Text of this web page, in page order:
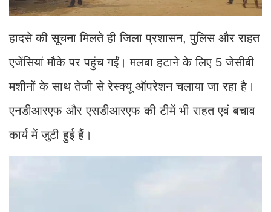
हादसे की सूचना मिलते ही जिला प्रशासन, पुलिस और राहत
एजेंसियां मौके पर पहुंच गईं। मलबा हटाने के लिए 5 जेसीबी
मशीनों के साथ तेजी से रेस्क्यू ऑपरेशन चलाया जा रहा है।
एनडीआरएफ और एसडीआरएफ की टीमें भी राहत एवं बचाव
कार्य में जुटी हुई हैं।